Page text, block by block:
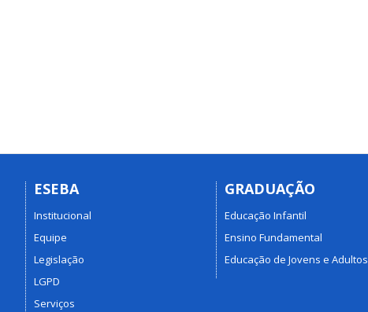
ESEBA
Institucional
Equipe
Legislação
LGPD
Serviços
GRADUAÇÃO
Educação Infantil
Ensino Fundamental
Educação de Jovens e Adultos